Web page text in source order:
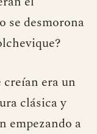
se desmorona
creían era un
clásica y
empezando a